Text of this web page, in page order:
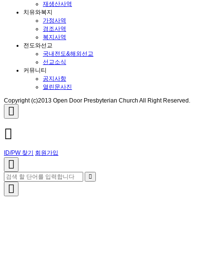
재생산사역
치유와복지
가정사역
경조사역
복지사역
전도와선교
국내전도&해외선교
선교소식
커뮤니티
공지사항
열린문사진
Copyright (c)2013 Open Door Presbyterian Church All Right Reserved.
ID/PW 찾기 회원가입